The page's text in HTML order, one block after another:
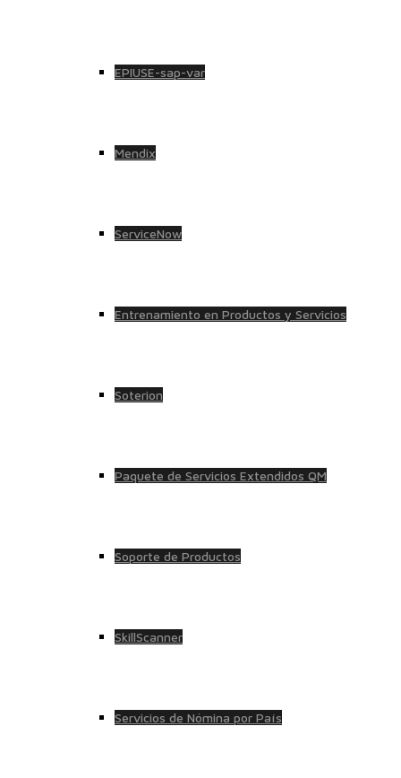
EPIUSE-sap-var
Mendix
ServiceNow
Entrenamiento en Productos y Servicios
Soterion
Paquete de Servicios Extendidos QM
Soporte de Productos
SkillScanner
Servicios de Nómina por País